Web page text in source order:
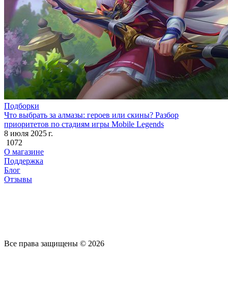
Подборки
Что выбрать за алмазы: героев или скины? Разбор
приоритетов по стадиям игры Mobile Legends
8 июля 2025 г.
1072
О магазине
Поддержка
Блог
Отзывы
Все права защищены © 2026